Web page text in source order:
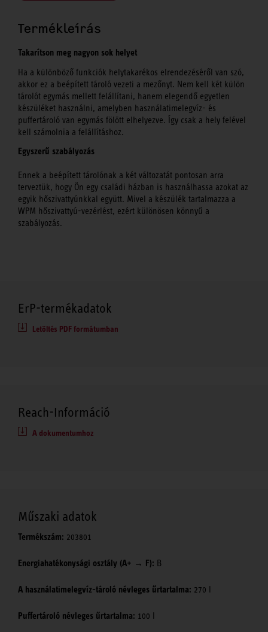
Termékleírás
Takarítson meg nagyon sok helyet
Ha a különböző funkciók helytakarékos elrendezéséről van szó,
akkor ez a beépített tároló vezeti a mezőnyt. Nem kell két külön
tárolót egymás mellett felállítani, hanem elegendő egyetlen
készüléket használni, amelyben használatimelegvíz- és
puffertároló van egymás fölött elhelyezve. Így csak a hely felével
kell számolnia a felállításhoz.
Egyszerű szabályozás
Ennek a beépített tárolónak a két változatát pontosan arra
terveztük, hogy Ön egy családi házban is használhassa azokat az
egyik hőszivattyúnkkal együtt. Mivel a készülék tartalmazza a
WPM hőszivattyú-vezérlést, ezért különösen könnyű a
szabályozás.
ErP-termékadatok
Letöltés PDF formátumban
Reach-Információ
A dokumentumhoz
Műszaki adatok
Termékszám: 203801
Energiahatékonysági osztály (A+ → F): B
A használatimelegvíz-tároló névleges űrtartalma: 270 l
Puffertároló névleges űrtartalma: 100 l